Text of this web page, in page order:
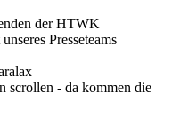
der HTWK
Presseteams
scrollen - da kommen die